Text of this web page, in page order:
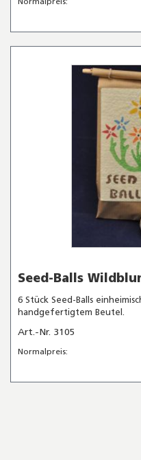
Seed-Balls
6 Stück Seed-Balls
handgefertigtem Beutel.
Art.-Nr. 3105
Normalpreis: